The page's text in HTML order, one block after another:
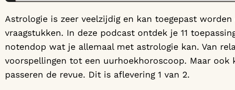
Astrologie is zeer veelzijdig en kan toegepast
vraagstukken. In deze podcast ontdek je 11
notendop wat je allemaal met astrologie kan. Van
voorspellingen tot een uurhoekhoroscoop. Maar
passeren de revue. Dit is aflevering 1 van 2.